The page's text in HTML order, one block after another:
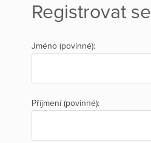
Registrovat se
Jméno (povinné):
Příjmení (povinné):